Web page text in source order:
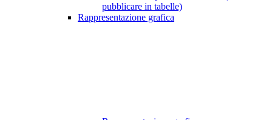
pubblicare in tabelle)
Rappresentazione grafica